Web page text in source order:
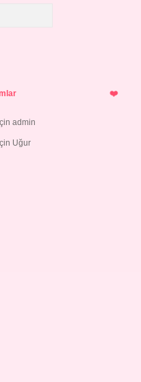
admin
Uğur